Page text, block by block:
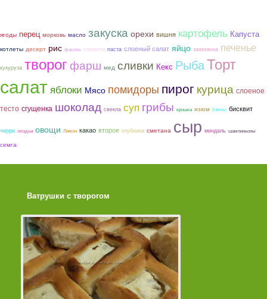
ягоды перец морковь масло закуска орехи вишня картофель Капуста
котлеты десерт рис фасоль спагетти паста слоеный салат яйцо запеканка печенье
кукуруза творогфарш мед сливки Кекс РыбаТорт
салатяблоки Мясо помидоры пирог курица слоеное
тесто сгущенка шоколад свекла суп грибы крошка изюм блины бисквит
черри оладьи овощи Лимон какао второе клубника сметана сыр миндаль шампиньоны
семга
Ватрушки с творогом